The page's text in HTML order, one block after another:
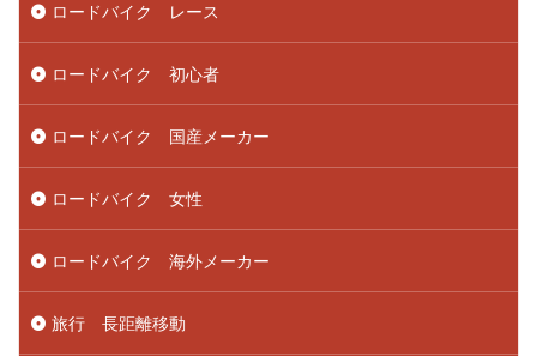
ロードバイク レース
ロードバイク 初心者
ロードバイク 国産メーカー
ロードバイク 女性
ロードバイク 海外メーカー
旅行 長距離移動